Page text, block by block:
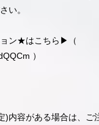
い。
ン★はこちら▶︎（
）
容がある場合は、ご